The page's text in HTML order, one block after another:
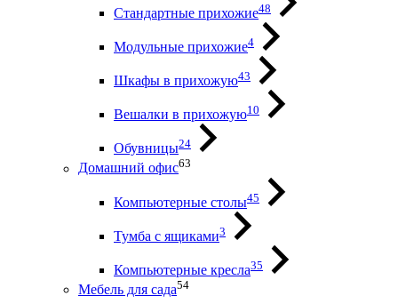
Стандартные прихожие48
Модульные прихожие4
Шкафы в прихожую43
Вешалки в прихожую10
Обувницы24
Домашний офис63
Компьютерные столы45
Тумба с ящиками3
Компьютерные кресла35
Мебель для сада54